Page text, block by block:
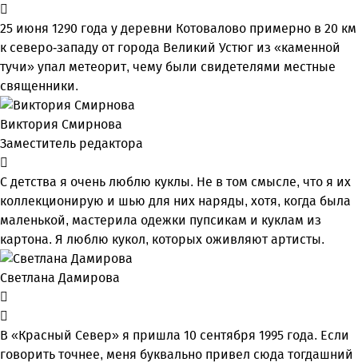
25 июня 1290 года у деревни Котовалово примерно в 20 км
к северо-западу от города Великий Устюг из «каменной
тучи» упал метеорит, чему были свидетелями местные
священники.
Виктория Смирнова
Заместитель редактора
С детства я очень люблю куклы. Не в том смысле, что я их
коллекционирую и шью для них наряды, хотя, когда была
маленькой, мастерила одежки пупсикам и куклам из
картона. Я люблю кукол, которых оживляют артисты.
Светлана Дамирова
В «Красный Север» я пришла 10 сентября 1995 года. Если
говорить точнее, меня буквально привел сюда тогдашний